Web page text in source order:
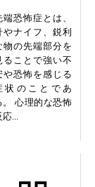
端恐怖症とは、
やナイフ、鋭利
物の先端部分を
ることで強い不
や恐怖を感じる
状のことであ
。 心理的な恐怖
応...